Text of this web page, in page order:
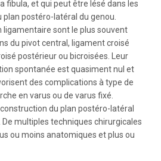
fibula, et qui peut être lésé dans les
postéro-latéral du genou.
ligamentaire sont le plus souvent
du pivot central, ligament croisé
postérieur ou bicroisées. Leur
spontanée est quasiment nul et
des complications à type de
en varus ou de varus fixé.
du plan postéro-latéral
De multiples techniques chirurgicales
ou moins anatomiques et plus ou